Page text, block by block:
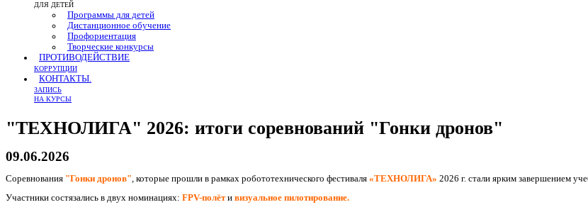
ДЛЯ ДЕТЕЙ
Программы для детей
Дистанционное обучение
Профориентация
Творческие конкурсы
ПРОТИВОДЕЙСТВИЕ
КОРРУПЦИИ
КОНТАКТЫ.
ЗАПИСЬ
НА КУРСЫ
"ТЕХНОЛИГА" 2026: итоги соревнований "Гонки дронов"
09.06.2026
Соревнования "Гонки дронов" , которые прошли в рамках робототехнического фестиваля «ТЕХНОЛИГА» 2026 г. стали ярким завершением
Участники состязались в двух номинациях: FPV-полёти визуальное пилотирование.